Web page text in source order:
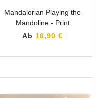
Mandalorian Playing the
Mandoline - Print
Ab 16,90 €